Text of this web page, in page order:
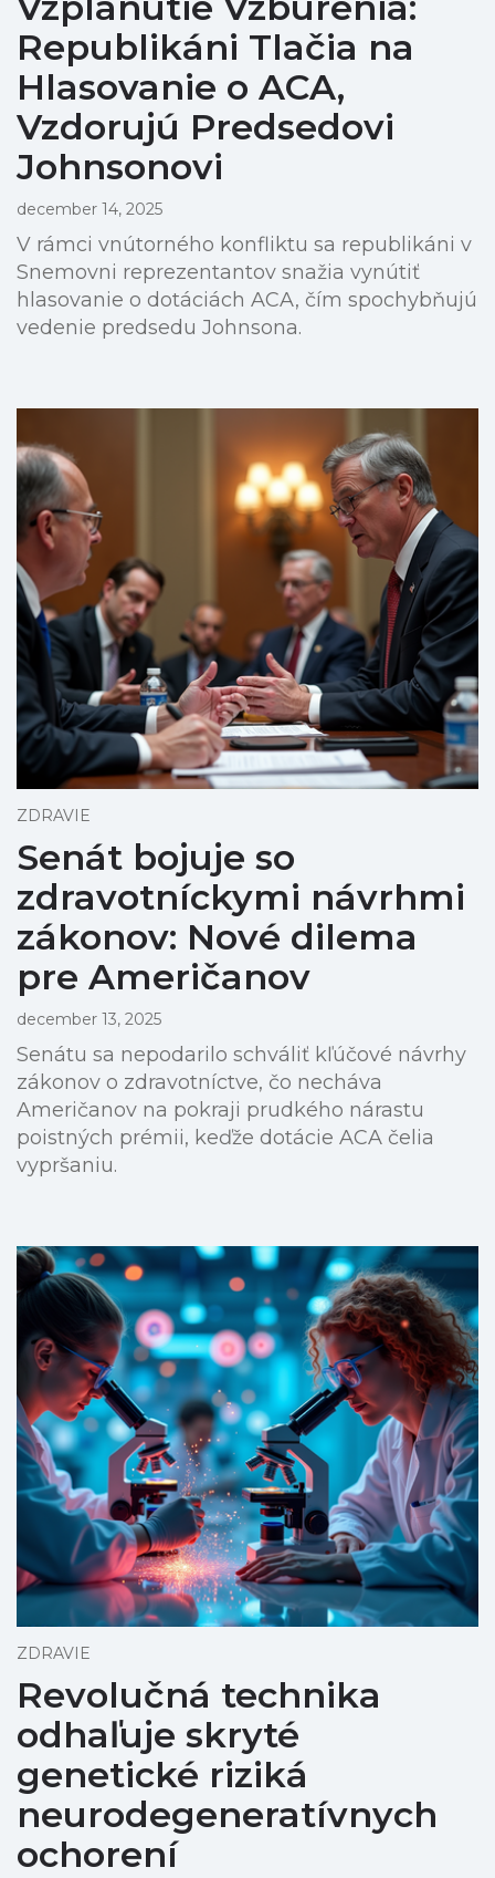
Republikáni Tlačia na
Hlasovanie o ACA,
Vzdorujú Predsedovi
Johnsonovi
december 14, 2025
V rámci vnútorného konfliktu sa republikáni v
Snemovni reprezentantov snažia vynútiť
hlasovanie o dotáciách ACA, čím spochybňujú
vedenie predsedu Johnsona.
ZDRAVIE
Senát bojuje so
zdravotníckymi návrhmi
zákonov: Nové dilema
pre Američanov
december 13, 2025
Senátu sa nepodarilo schváliť kľúčové návrhy
zákonov o zdravotníctve, čo necháva
Američanov na pokraji prudkého nárastu
poistných prémii, keďže dotácie ACA čelia
vypršaniu.
ZDRAVIE
Revolučná technika
odhaľuje skryté
genetické riziká
neurodegeneratívnych
ochorení